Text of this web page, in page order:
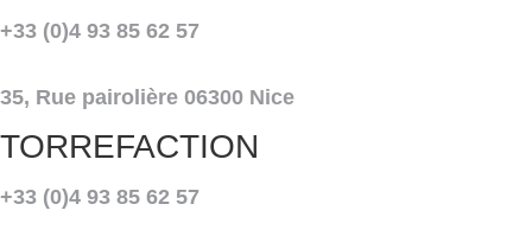
+33 (0)4 93 85 62 57
35, Rue pairolière 06300 Nice
TORREFACTION
+33 (0)4 93 85 62 57